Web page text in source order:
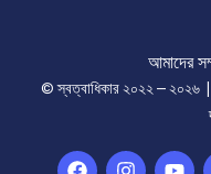
আমাদের
© স্বত্বাধিকার ২০২২ – ২০২৬ |